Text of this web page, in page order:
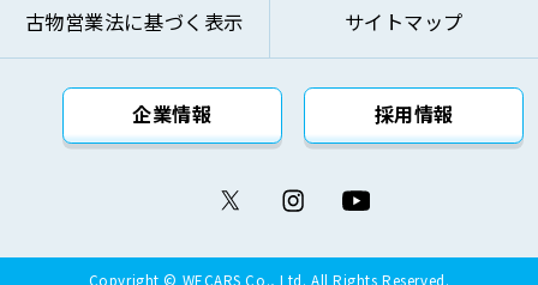
上記の利用目的を変更する場合には、変更後の利用
目的が変更前の利用目的と相当の関連性を有すると
合理的に認められる範囲においてのみ変更を行い、
その内容をご本人に対し、原則として書面等（電磁
ウェブサイト等により公表します。
古物営業法に基づく表示 サイトマップ
企業情報 採用情報
Copyright © WECARS Co., Ltd. All Rights Reserved.